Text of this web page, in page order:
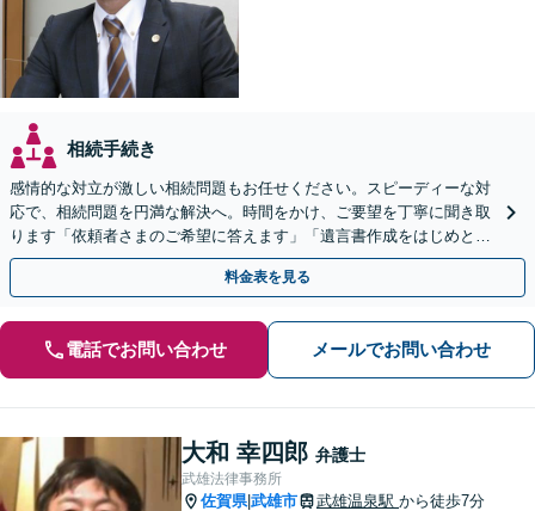
相続手続き
感情的な対立が激しい相続問題もお任せください。スピーディーな対
応で、相続問題を円満な解決へ。時間をかけ、ご要望を丁寧に聞き取
ります「依頼者さまのご希望に答えます」「遺言書作成をはじめとし
た「終活」もサポート」【バリアフリー】【完全個室対応】
料金表を見る
電話でお問い合わせ メールでお問い合わせ
大和 幸四郎 弁護士
武雄法律事務所
佐賀県|武雄市 武雄温泉駅 から徒歩7分